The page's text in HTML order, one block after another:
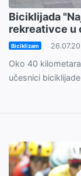
Biciklijada
rekreativce u
Biciklizam
Oko 40
učesnici